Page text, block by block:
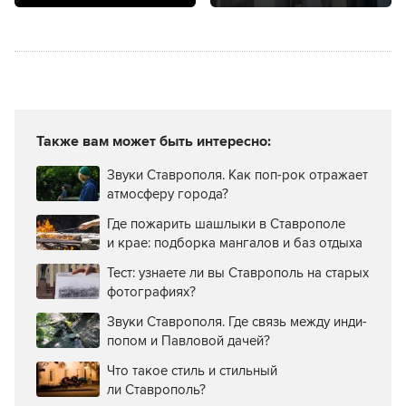
Также вам может быть интересно:
Звуки Ставрополя. Как поп-рок отражает
атмосферу города?
Где пожарить шашлыки в Ставрополе
и крае: подборка мангалов и баз отдыха
Тест: узнаете ли вы Ставрополь на старых
фотографиях?
Звуки Ставрополя. Где связь между инди-
попом и Павловой дачей?
Что такое стиль и стильный
ли Ставрополь?